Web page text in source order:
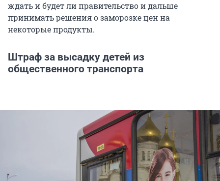
ждать и будет ли правительство и дальше
принимать решения о заморозке цен на
некоторые продукты.
Штраф за высадку детей из
общественного транспорта